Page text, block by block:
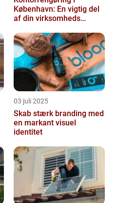
København: En vigtig del
af din virksomheds
03 juli 2025
Skab stærk branding med
en markant visuel
identitet